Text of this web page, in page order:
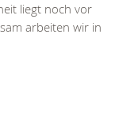
liegt noch vor
arbeiten wir in